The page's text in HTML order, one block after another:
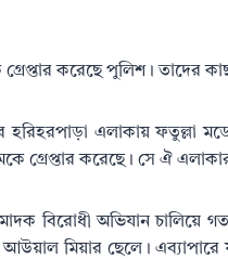
করেছে পুলিশ। তাদের
হরিহরপাড়া এলাকায় ফতুল্লা
গ্রেপ্তার করেছে। সে ঐ
বিরোধী অভিযান চালিয়ে গত
মিয়ার ছেলে। এব্যাপারে